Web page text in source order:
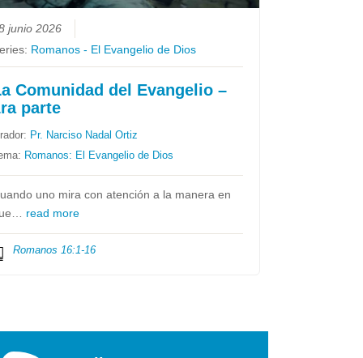
junio 2026
Romanos - El Evangelio de Dios
Comunidad del Evangelio –
parte
Pr. Narciso Nadal Ortiz
Romanos: El Evangelio de Dios
uno mira con atención a la manera en
read more
Romanos 16:1-16